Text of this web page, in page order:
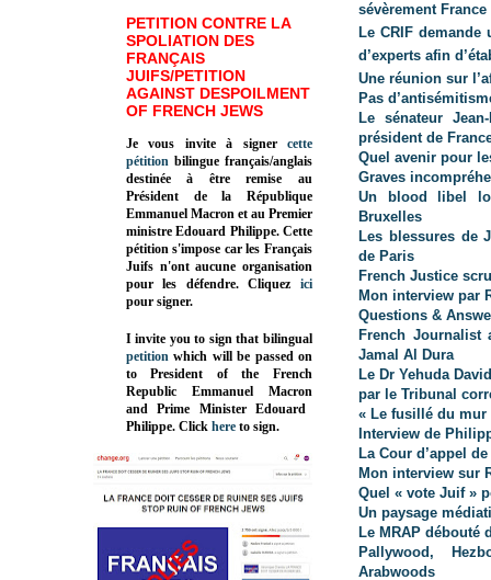
sévèrement
Le CRIF demande
d’experts afin
Une réunion sur
Pas
Le sénateur
président de
Quel avenir pour
Graves
Un blood libel
Bruxelles
Les blessures de
de Paris
French Justice
Mon interview par
Questions &
French Journalist
Jamal Al Dura
Le Dr Yehuda
par le Tribunal
« Le fusillé du mur
Interview de
La Cour d’appel
Mon interview sur
Quel « vote Juif »
Un paysage
Le MRAP débouté
Pallywood,
Arabwoods
PETITION CONTRE LA
SPOLIATION DES
FRANÇAIS
JUIFS/PETITION
AGAINST DESPOILMENT
OF FRENCH JEWS
Je vous invite à signer cette
pétition bilingue français/anglais
destinée à être remise au
Président de la République
Emmanuel Macron et au Premier
ministre Edouard Philippe. Cette
pétition s'impose car les Français
Juifs n'ont aucune organisation
pour les défendre. Cliquez
ici
pour signer.
I invite you to sign that bilingual
petition which will be passed on
to President of the French
Republic Emmanuel Macron
and Prime MinisterEdouard
Philippe. Click here to sign.